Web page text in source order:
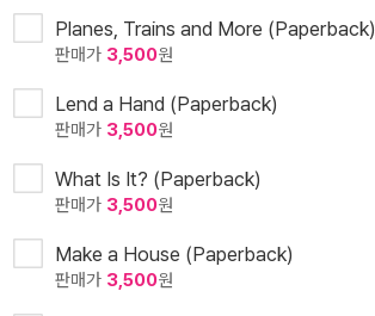
Planes, Trains and More (Paperback)
판매가 3,500원
Lend a Hand (Paperback)
판매가 3,500원
What Is It? (Paperback)
판매가 3,500원
Make a House (Paperback)
판매가 3,500원